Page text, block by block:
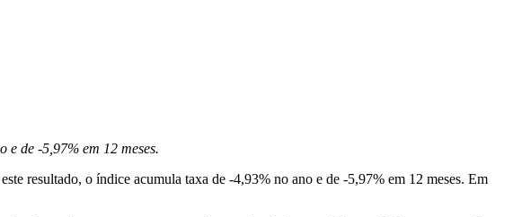
e de -5,97% em 12 meses.
resultado, o índice acumula taxa de -4,93% no ano e de -5,97% em 12 meses. Em